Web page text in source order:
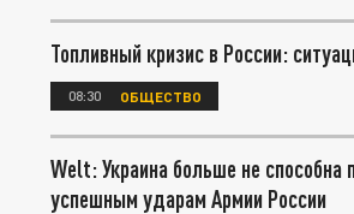
Топливный кризис в России:
08:30 ОБЩЕСТВО
Welt: Украина больше не способна
успешным ударам Армии России